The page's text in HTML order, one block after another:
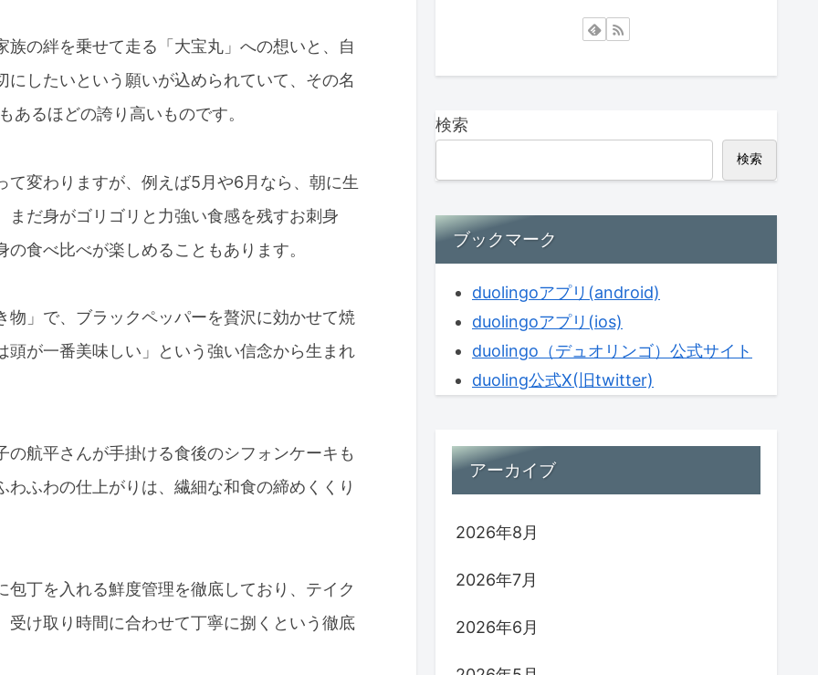
の絆を乗せて走る「大宝丸」への想いと、自
したいという願いが込められていて、その名
るほどの誇り高いものです。
変わりますが、例えば5月や6月なら、朝に生
だ身がゴリゴリと力強い食感を残すお刺身
食べ比べが楽しめることもあります。
」で、ブラックペッパーを贅沢に効かせて焼
が一番美味しい」という強い信念から生まれ
航平さんが手掛ける食後のシフォンケーキも
ふわの仕上がりは、繊細な和食の締めくくり
丁を入れる鮮度管理を徹底しており、テイク
け取り時間に合わせて丁寧に捌くという徹底
検索
検索
ブックマーク
duolingoアプリ(android)
duolingoアプリ(ios)
duolingo（デュオリンゴ）公式サイト
duoling公式X(旧twitter)
アーカイブ
2026年8月
2026年7月
2026年6月